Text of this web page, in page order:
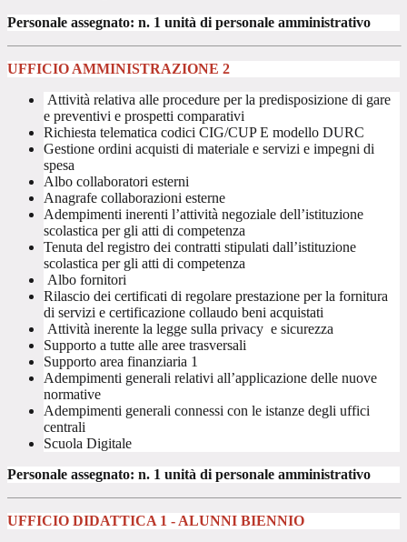
Personale assegnato: n. 1 unità di personale amministrativo
UFFICIO AMMINISTRAZIONE 2
Attività relativa alle procedure per la predisposizione di gare
e preventivi e prospetti comparativi
Richiesta telematica codici CIG/CUP E modello DURC
Gestione ordini acquisti di materiale e servizi e impegni di
spesa
Albo collaboratori esterni
Anagrafe collaborazioni esterne
Adempimenti inerenti l’attività negoziale dell’istituzione
scolastica per gli atti di competenza
Tenuta del registro dei contratti stipulati dall’istituzione
scolastica per gli atti di competenza
Albo fornitori
Rilascio dei certificati di regolare prestazione per la fornitura
di servizi e certificazione collaudo beni acquistati
Attività inerente la legge sulla privacy e sicurezza
Supporto a tutte alle aree trasversali
Supporto area finanziaria 1
Adempimenti generali relativi all’applicazione delle nuove
normative
Adempimenti generali connessi con le istanze degli uffici
centrali
Scuola Digitale
Personale assegnato: n. 1 unità di personale amministrativo
UFFICIO DIDATTICA 1 - ALUNNI BIENNIO